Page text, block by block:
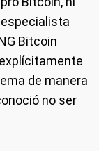
especialista
Bitcoin
de manera
no ser